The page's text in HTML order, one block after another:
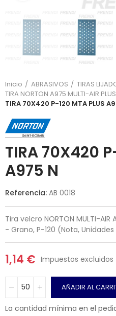
Inicio ABRASIVOS
TIRAS
TIRA NORTON A975 MULTI-AIR PLUS
TIRA 70X420 P-120 MTA PLUS
TIRA 70X420
A975 N
Referencia: AB 0018
Tira velcro NORTON MULTI-
- Grano, P-120 (Nota,
1,14 € Impuestos excluidos
AÑADIR AL
La cantidad mínima en el